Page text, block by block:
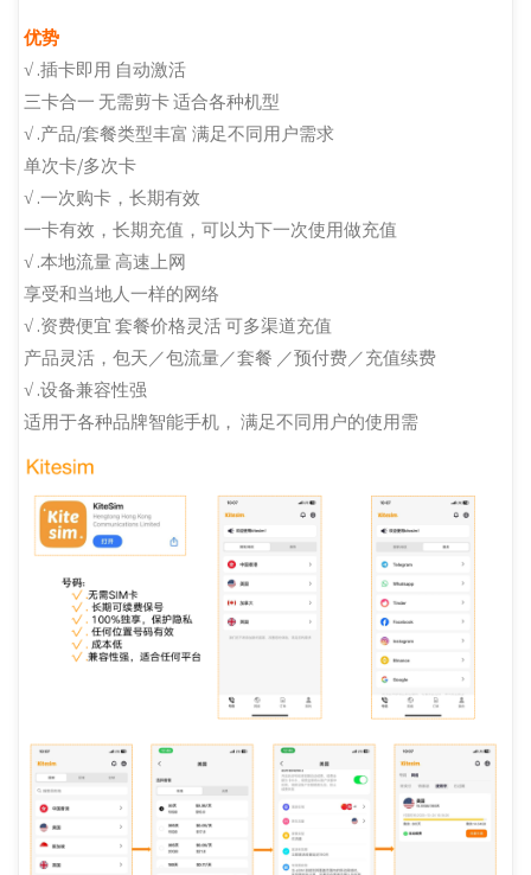
优势
√ .插卡即用 自动激活
三卡合一 无需剪卡 适合各种机型
√ .产品/套餐类型丰富 满足不同用户需求
单次卡/多次卡
√ .一次购卡，长期有效
一卡有效，长期充值，可以为下一次使用做充值
√ .本地流量 高速上网
享受和当地人一样的网络
√ .资费便宜 套餐价格灵活 可多渠道充值
产品灵活，包天／包流量／套餐 ／预付费／充值续费
√ .设备兼容性强
适用于各种品牌智能手机， 满足不同用户的使用需